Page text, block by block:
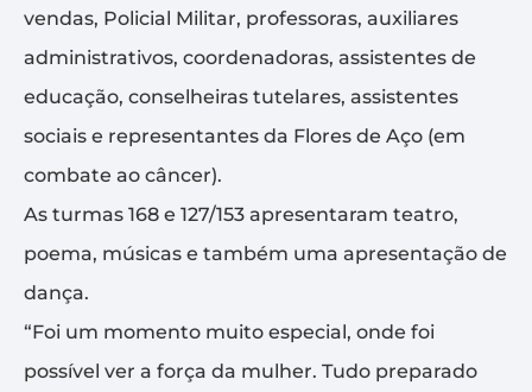
vendas, Policial Militar, professoras, auxiliares
administrativos, coordenadoras, assistentes de
educação, conselheiras tutelares, assistentes
sociais e representantes da Flores de Aço (em
combate ao câncer).
As turmas 168 e 127/153 apresentaram teatro,
poema, músicas e também uma apresentação de
dança.
“Foi um momento muito especial, onde foi
possível ver a força da mulher. Tudo preparado